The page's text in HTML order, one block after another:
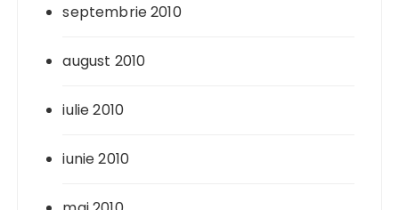
septembrie 2010
august 2010
iulie 2010
iunie 2010